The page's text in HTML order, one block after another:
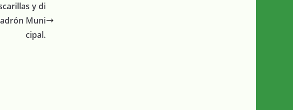
y di
Muni
cipal.